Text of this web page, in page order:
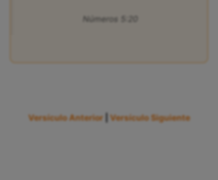
Números 5:20
Versículo Anterior Versículo Siguiente